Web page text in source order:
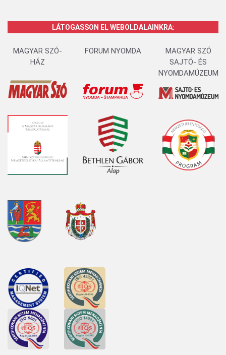
LÁTOGASSON EL WEBOLDALAINKRA:
MAGYAR SZÓ-
HÁZ
FORUM NYOMDA
MAGYAR SZÓ
SAJTÓ- ÉS
NYOMDAMÚZEUM